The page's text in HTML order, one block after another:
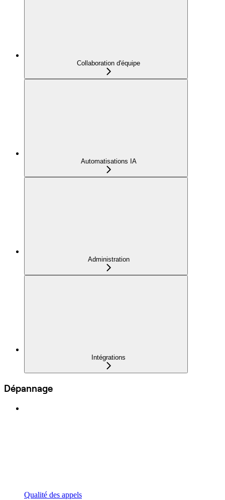
Collaboration d'équipe
Automatisations IA
Administration
Intégrations
Dépannage
Qualité des appels